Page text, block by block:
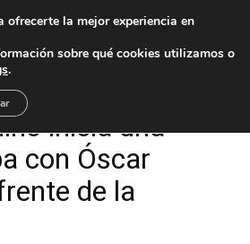
inicia una
con Óscar
de la
ofrecerte la mejor experiencia en
sobre qué cookies utilizamos o
.